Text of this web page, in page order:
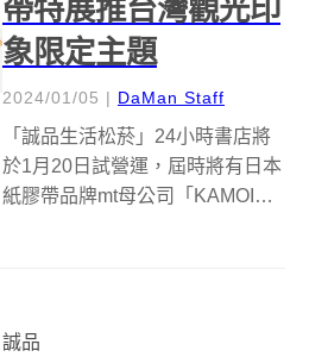
帶特展推台灣觀光印
象限定主題
2024/01/05 | DaMan Staff
「誠品生活松菸」24小時書店將
於1月20日試營運，屆時將有日本
紙膠帶品牌mt母公司「KAMOI加
誠品